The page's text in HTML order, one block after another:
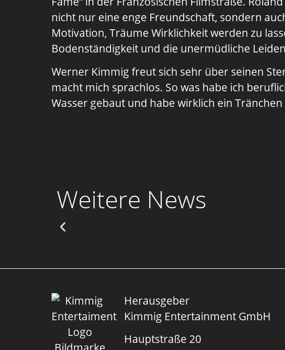
nicht nur eine enge Freundschaft, sondern
Motivation, Träume Wirklichkeit werden zu
Bodenständigkeit und die unermüdliche
Werner Kimmig freut sich sehr über seinen
macht mich sprachlos. So was habe ich
Wasser gebaut und habe wirklich ein
Weitere News
Michael Beyer neuer Head of
10.05.2026
Herausgeber
Kimmig Entertainment GmbH
Hauptstraße 20